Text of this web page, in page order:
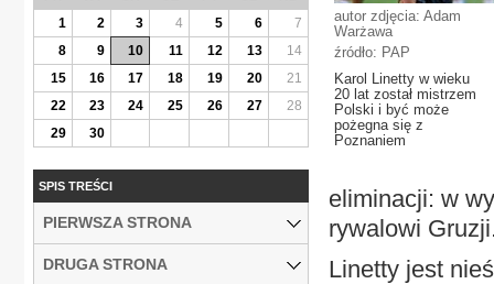
autor zdjęcia: Adam
Warżawa
źródło: PAP
Karol Linetty w wieku
20 lat został mistrzem
Polski i być może
pożegna się z
Poznaniem
eliminacji: w
rywalowi
Linetty jest
1
2 3 4 5 6
7
8
9 10 11 12 13
14
15
16 17 18 19 20
21
22
23 24 25 26 27
28
29
30
SPIS TREŚCI
PIERWSZA STRONA
DRUGA STRONA